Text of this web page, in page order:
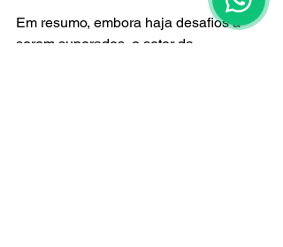
Em resumo, embora haja desafios a
serem superados, o setor da